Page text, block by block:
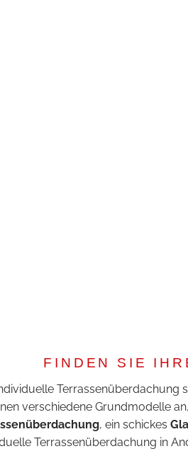
FINDEN SIE
Terrassenüberdachung
verschiedene Grundmodelle
, ein schickes
Terrassenüberdachung in